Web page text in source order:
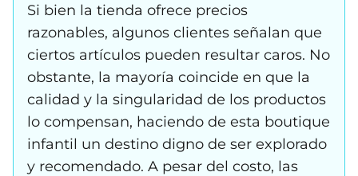
Si bien la tienda ofrece precios
razonables, algunos clientes señalan que
ciertos artículos pueden resultar caros. No
obstante, la mayoría coincide en que la
calidad y la singularidad de los productos
lo compensan, haciendo de esta boutique
infantil un destino digno de ser explorado
y recomendado. A pesar del costo, las